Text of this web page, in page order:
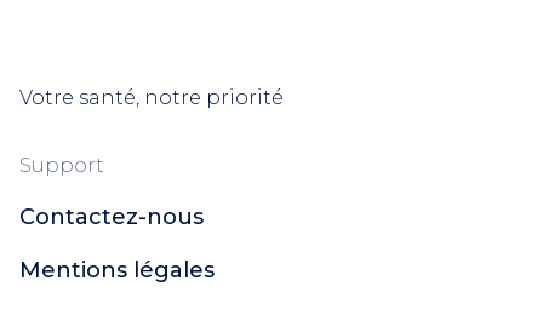
Votre santé, notre priorité
Support
Contactez-nous
Mentions légales